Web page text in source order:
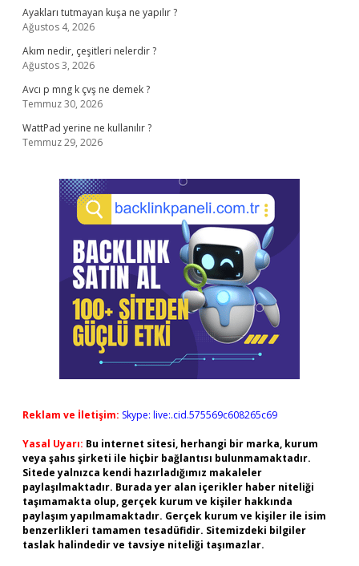
Ayakları tutmayan kuşa ne yapılır ?
Ağustos 4, 2026
Akım nedir, çeşitleri nelerdir ?
Ağustos 3, 2026
Avcı p mng k çvş ne demek ?
Temmuz 30, 2026
WattPad yerine ne kullanılır ?
Temmuz 29, 2026
Reklam ve İletişim: Skype: live:.cid.575569c608265c69
Yasal Uyarı: Bu internet sitesi, herhangi bir marka, kurum
veya şahıs şirketi ile hiçbir bağlantısı bulunmamaktadır.
Sitede yalnızca kendi hazırladığımız makaleler
paylaşılmaktadır. Burada yer alan içerikler haber niteliği
taşımamakta olup, gerçek kurum ve kişiler hakkında
paylaşım yapılmamaktadır. Gerçek kurum ve kişiler ile isim
benzerlikleri tamamen tesadüfidir. Sitemizdeki bilgiler
taslak halindedir ve tavsiye niteliği taşımazlar.